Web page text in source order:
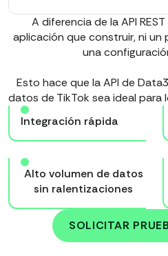
A diferencia de la API
aplicación que construir, ni un
una
Esto hace que la API de
datos de TikTok sea ideal para
Integración rápida
Alto volumen de datos
sin ralentizaciones
SOLICITAR